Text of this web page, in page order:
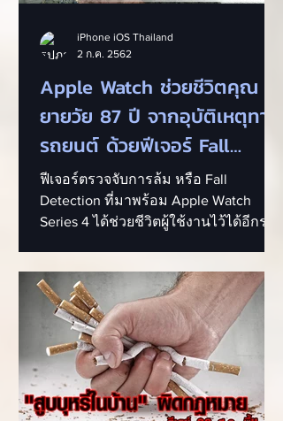
Apple Watch ช่วยชีวิตคุณ
ยายวัย 87 ปี จากอุบัติเหตุทาง
รถยนต์ ด้วยฟีเจอร์ Fall
Detection ตรวจจับการล้ม
ฟีเจอร์ตรวจจับการล้ม หรือ Fall
Detection ที่มาพร้อม Apple Watch
Series 4 ได้ช่วยชีวิตผู้ใช้งานไว้ได้อีกราย
iPhone iOS Thailand
2 ก.ค. 2562